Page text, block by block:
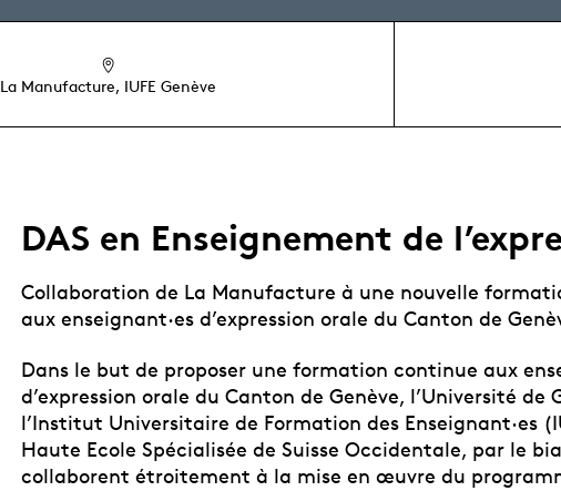
La Manufacture, IUFE Genève
DAS en Enseignement de
Collaboration de La Manufacture à une nouvelle
aux enseignant·es d’expression orale du Canton de
Dans le but de proposer une formation continue aux
d’expression orale du Canton de Genève, l’Université de
l’Institut Universitaire de Formation des Enseignant·es
Haute Ecole Spécialisée de Suisse Occidentale, par le
collaborent étroitement à la mise en œuvre du